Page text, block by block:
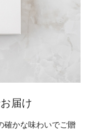
届け
確かな味わいでご贈